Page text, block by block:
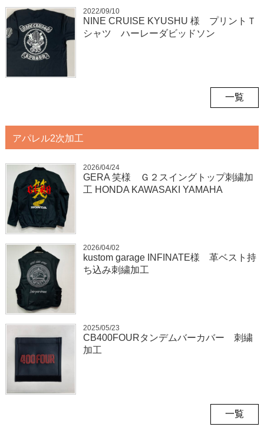
2022/09/10
NINE CRUISE KYUSHU 様 プリントＴ
シャツ ハーレーダビッドソン
一覧
アパレル2次加工
2026/04/24
GERA 笑様 Ｇ２スイングトップ刺繍加
工 HONDA KAWASAKI YAMAHA
2026/04/02
kustom garage INFINATE様 革ベスト持
ち込み刺繍加工
2025/05/23
CB400FOURタンデムバーカバー 刺繍
加工
一覧